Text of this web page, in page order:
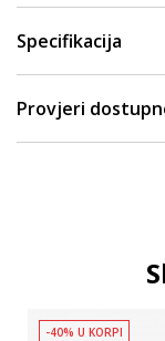
Specifikacija
Provjeri
-40% U KORPI